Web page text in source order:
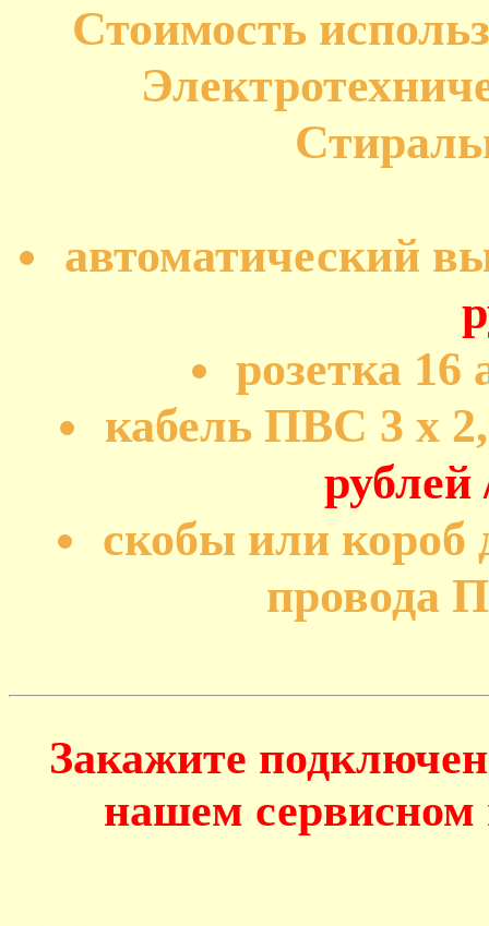
Стоимость
автоматический
розетка 16
кабель ПВС 3 х
скобы или короб
провода
Закажите
нашем